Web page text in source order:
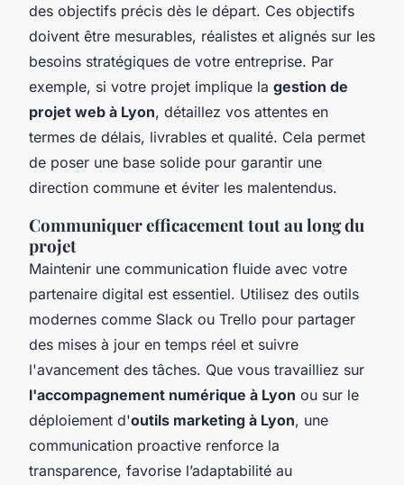
des objectifs précis dès le départ. Ces objectifs
doivent être mesurables, réalistes et alignés sur les
besoins stratégiques de votre entreprise. Par
exemple, si votre projet implique la gestion de
projet web à Lyon, détaillez vos attentes en
termes de délais, livrables et qualité. Cela permet
de poser une base solide pour garantir une
direction commune et éviter les malentendus.
Communiquer efficacement tout au long du
projet
Maintenir une communication fluide avec votre
partenaire digital est essentiel. Utilisez des outils
modernes comme Slack ou Trello pour partager
des mises à jour en temps réel et suivre
l'avancement des tâches. Que vous travailliez sur
l'accompagnement numérique à Lyon ou sur le
déploiement d'outils marketing à Lyon, une
communication proactive renforce la
transparence, favorise l’adaptabilité au